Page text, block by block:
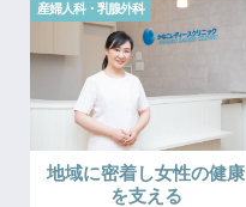
産婦人科・乳腺外科
地域に密着し女性の健康
を支える